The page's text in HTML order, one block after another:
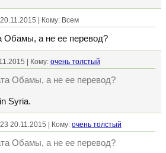
20.11.2015 | Кому: Всем
Обамы, а не ее перевод?
| Кому: очень толстый
Обамы, а не ее перевод?
Syria.
20.11.2015 | Кому: очень толстый
Обамы, а не ее перевод?